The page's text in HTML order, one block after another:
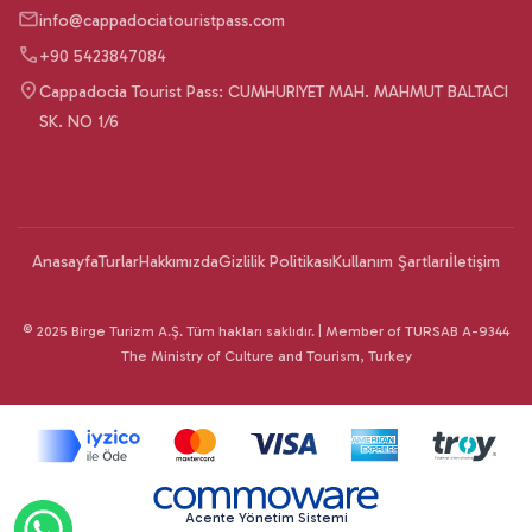
info@cappadociatouristpass.com
+90 5423847084
Cappadocia Tourist Pass: CUMHURIYET MAH. MAHMUT BALTACI
SK. NO 1/6
AnasayfaTurlarHakkımızdaGizlilik PolitikasıKullanım Şartlarıİletişim
© 2025 Birge Turizm A.Ş. Tüm hakları saklıdır. | Member of TURSAB A-9344
The Ministry of Culture and Tourism, Turkey
Acente Yönetim Sistemi